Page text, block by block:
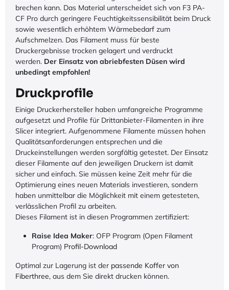
brechen kann. Das Material unterscheidet sich von F3 PA-
CF Pro durch geringere Feuchtigkeitssensibilität beim Druck
sowie wesentlich erhöhtem Wärmebedarf zum
Aufschmelzen. Das Filament muss für beste
Druckergebnisse trocken gelagert und verdruckt
werden. Der Einsatz von abriebfesten Düsen wird
unbedingt empfohlen!
Druckprofile
Einige Druckerhersteller haben umfangreiche Programme
aufgesetzt und Profile für Drittanbieter-Filamenten in ihre
Slicer integriert. Aufgenommene Filamente müssen hohen
Qualitätsanforderungen entsprechen und die
Druckeinstellungen werden sorgfältig getestet. Der Einsatz
dieser Filamente auf den jeweiligen Druckern ist damit
sicher und einfach. Sie müssen keine Zeit mehr für die
Optimierung eines neuen Materials investieren, sondern
haben unmittelbar die Möglichkeit mit einem getesteten,
verlässlichen Profil zu arbeiten.
Dieses Filament ist in diesen Programmen zertifiziert:
Raise Idea Maker: OFP Program (Open Filament
Program) Profil-Download
Optimal zur Lagerung ist der passende Koffer von
Fiberthree, aus dem Sie direkt drucken können.